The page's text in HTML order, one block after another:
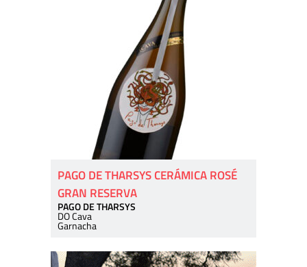
PAGO DE THARSYS CERÁMICA ROSÉ
GRAN RESERVA
PAGO DE THARSYS
DO Cava
Garnacha